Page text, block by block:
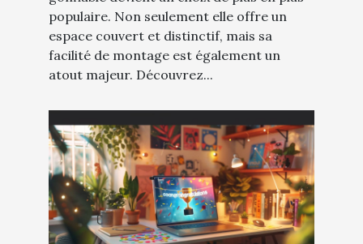
populaire. Non seulement elle offre un
espace couvert et distinctif, mais sa
facilité de montage est également un
atout majeur. Découvrez...